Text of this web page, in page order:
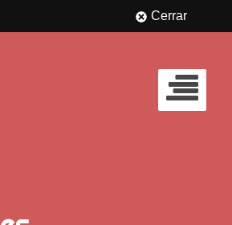
Cerrar